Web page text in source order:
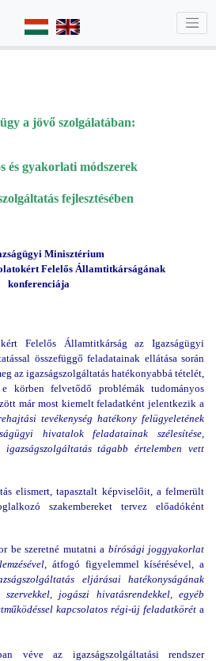
a jövő szolgálatában:
és gyakorlati módszerek
fejlesztésében
Minisztérium
Felelős Államtitkárságának
konferenciája
Felelős Államtitkárság az Igazságügyi
összefüggő feladatainak ellátása során
az igazságszolgáltatás hatékonyabbá tételét,
körben felvetődő problémák tudományos
már most kiemelt feladatként jelentkezik a
tevékenység hatékony felügyeletének
hivatalok feladatainak szélesítése,
igazságszolgáltatás tágabb értelemben vett
elismert, tapasztalt képviselőit, a felmerült
szakembereket tervez előadóként
be szeretné mutatni a bírósági joggyakorlat
, átfogó figyelemmel kísérésével, a
eljárásai hatékonyságának
szervekkel, jogászi hivatásrendekkel, egyéb
kapcsolatos régi-új feladatkörét a
véve az igazságszolgáltatási rendszer